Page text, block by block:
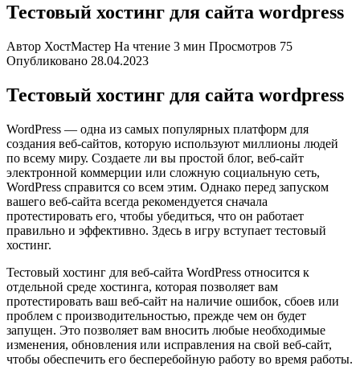
Тестовый хостинг для сайта wordpress
Автор ХостМастер На чтение 3 мин Просмотров 75
Опубликовано 28.04.2023
Тестовый хостинг для сайта wordpress
WordPress — одна из самых популярных платформ для
создания веб-сайтов, которую используют миллионы людей
по всему миру. Создаете ли вы простой блог, веб-сайт
электронной коммерции или сложную социальную сеть,
WordPress справится со всем этим. Однако перед запуском
вашего веб-сайта всегда рекомендуется сначала
протестировать его, чтобы убедиться, что он работает
правильно и эффективно. Здесь в игру вступает тестовый
хостинг.
Тестовый хостинг для веб-сайта WordPress относится к
отдельной среде хостинга, которая позволяет вам
протестировать ваш веб-сайт на наличие ошибок, сбоев или
проблем с производительностью, прежде чем он будет
запущен. Это позволяет вам вносить любые необходимые
изменения, обновления или исправления на свой веб-сайт,
чтобы обеспечить его бесперебойную работу во время работы.